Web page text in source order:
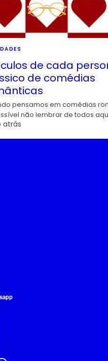
de cada
de comédias
pensamos em comédias
não lembrar de todos
atrás